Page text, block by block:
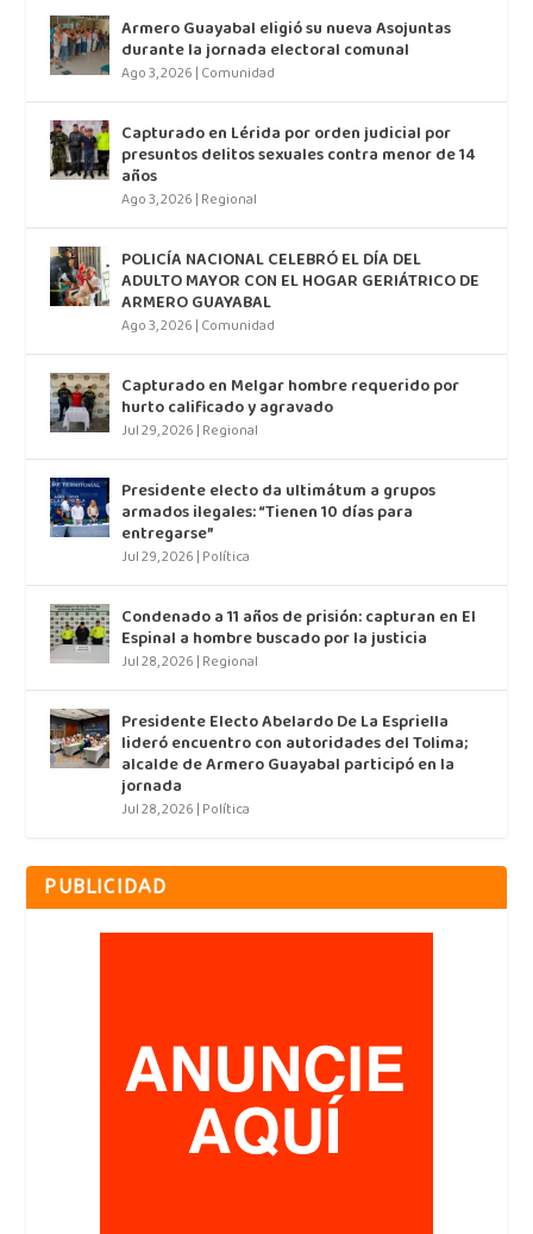
Armero Guayabal eligió su nueva Asojuntas
durante la jornada electoral comunal
Ago 3, 2026 | Comunidad
Capturado en Lérida por orden judicial por
presuntos delitos sexuales contra menor de 14
años
Ago 3, 2026 | Regional
POLICÍA NACIONAL CELEBRÓ EL DÍA DEL
ADULTO MAYOR CON EL HOGAR GERIÁTRICO DE
ARMERO GUAYABAL
Ago 3, 2026 | Comunidad
Capturado en Melgar hombre requerido por
hurto calificado y agravado
Jul 29, 2026 | Regional
Presidente electo da ultimátum a grupos
armados ilegales: “Tienen 10 días para
entregarse”
Jul 29, 2026 | Política
Condenado a 11 años de prisión: capturan en El
Espinal a hombre buscado por la justicia
Jul 28, 2026 | Regional
Presidente Electo Abelardo De La Espriella
lideró encuentro con autoridades del Tolima;
alcalde de Armero Guayabal participó en la
jornada
Jul 28, 2026 | Política
PUBLICIDAD